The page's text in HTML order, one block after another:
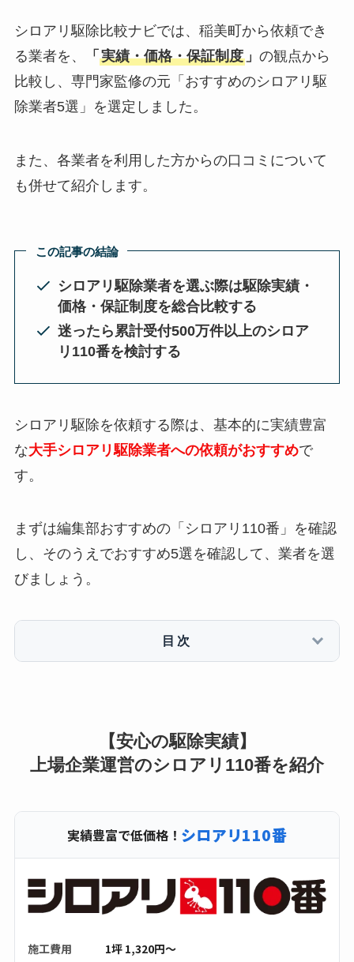
シロアリ駆除比較ナビでは、稲美町から依頼でき
る業者を、
「 実績・価格・保証制度」 の観点から
比較し、専門家監修の元「おすすめのシロアリ駆
除業者5選」を選定しました。
また、各業者を利用した方からの口コミについて
も併せて紹介します。
この記事の結論
シロアリ駆除業者を選ぶ際は駆除実績・
価格・保証制度を総合比較する
迷ったら累計受付500万件以上のシロア
リ110番を検討する
シロアリ駆除を依頼する際は、基本的に実績豊富
な大手シロアリ駆除業者への依頼がおすすめで
す。
まずは編集部おすすめの「シロアリ110番」を確認
し、そのうえでおすすめ5選を確認して、業者を選
びましょう。
目次
【安心の駆除実績】
上場企業運営のシロアリ110番を紹介
実績豊富で低価格！ シロアリ110番
施工費用
1坪 1,320円〜